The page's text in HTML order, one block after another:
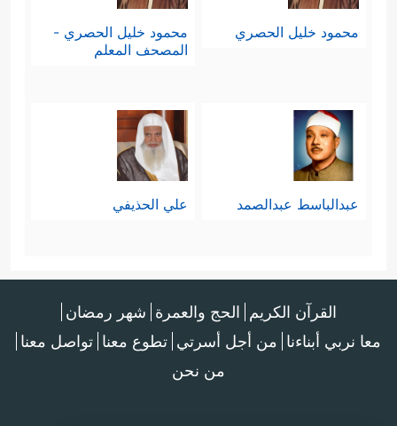
محمود خليل الحصري
محمود خليل الحصري -
المصحف المعلم
عبدالباسط عبدالصمد علي الحذيفي
القرآن الكريم الحج والعمرة شهر رمضان
معا نربي أبناءنا من أجل أسرتي تطوع معنا تواصل معنا
من نحن